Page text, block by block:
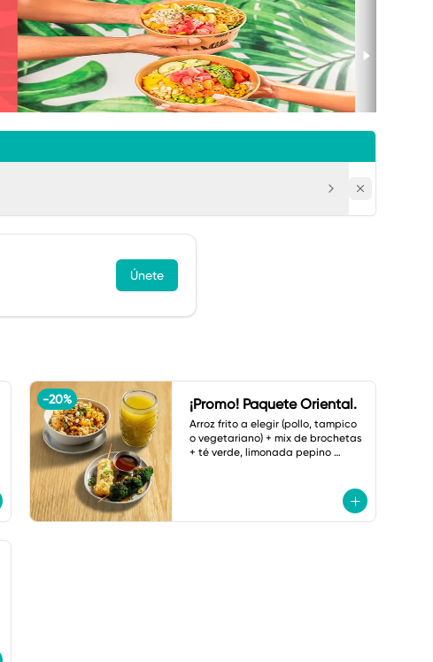
Únete
-20% ¡Promo! Paquete Oriental.
Arroz frito a elegir (pollo, tampico
o vegetariano) + mix de brochetas
+ té verde, limonada pepino